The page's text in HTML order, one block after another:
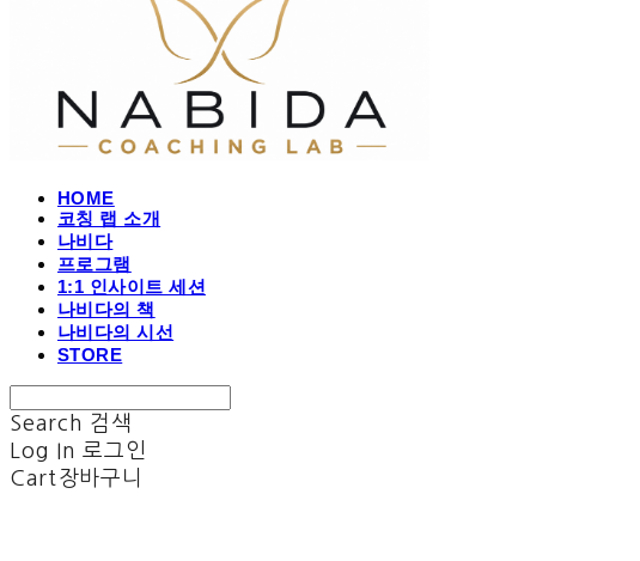
HOME
코칭 랩 소개
나비다
프로그램
1:1 인사이트 세션
나비다의 책
나비다의 시선
STORE
Search 검색
Log In 로그인
Cart장바구니